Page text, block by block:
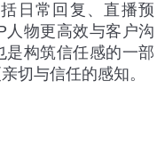
日常回复、直播预
人物更高效与客户沟
是构筑信任感的一部
切与信任的感知。